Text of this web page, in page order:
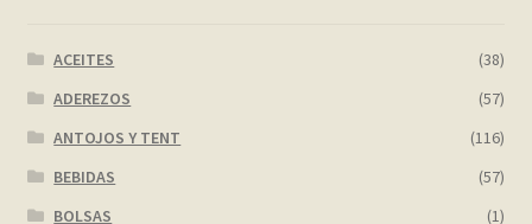
ACEITES
(38)
ADEREZOS
(57)
ANTOJOS Y TENT
(116)
BEBIDAS
(57)
BOLSAS
(1)